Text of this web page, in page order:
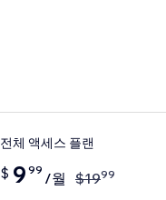
전체 액세스 플랜
$ 9 99 /월 $1999